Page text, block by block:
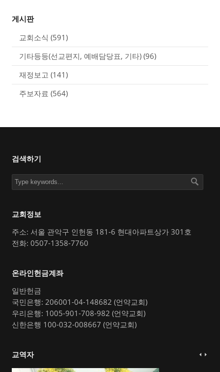
게시판
교회소식 (591)
기타등등(선교편지, 예배담당표, 기타) (96)
재정보고 (141)
주보자료 (564)
검색하기
교회정보
주소: 서울 관악구 인헌동 181-6 현대아파트상가 301호
전화: 0507-1358-7760
온라인헌금계좌
일반헌금
국민은행: 206001-04-148682 (언약교회)
우리은행: 1005-901-708-982 (언약교회)
신한은행 100-032-008667 (언약교회)
교역자